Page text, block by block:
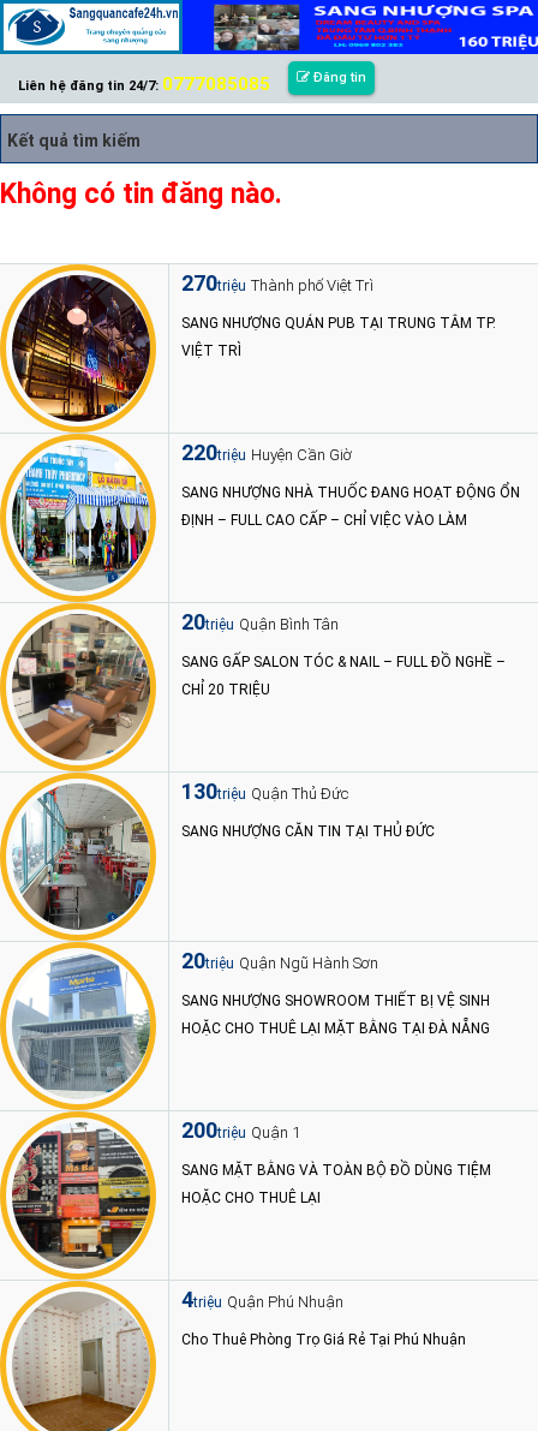
Liên hệ đăng tin 24/7: 0777085085 Đăng tin
Kết quả tìm kiếm
Không có tin đăng nào.
270triệu Thành phố Việt Trì
SANG NHƯỢNG QUÁN PUB TẠI TRUNG TÂM TP.
VIỆT TRÌ
220triệu Huyện Cần Giờ
SANG NHƯỢNG NHÀ THUỐC ĐANG HOẠT ĐỘNG ỔN
ĐỊNH – FULL CAO CẤP – CHỈ VIỆC VÀO LÀM
20triệu Quận Bình Tân
SANG GẤP SALON TÓC & NAIL – FULL ĐỒ NGHỀ –
CHỈ 20 TRIỆU
130triệu Quận Thủ Đức
SANG NHƯỢNG CĂN TIN TẠI THỦ ĐỨC
20triệu Quận Ngũ Hành Sơn
SANG NHƯỢNG SHOWROOM THIẾT BỊ VỆ SINH
HOẶC CHO THUÊ LẠI MẶT BẰNG TẠI ĐÀ NẴNG
200triệu Quận 1
SANG MẶT BẰNG VÀ TOÀN BỘ ĐỒ DÙNG TIỆM
HOẶC CHO THUÊ LẠI
4triệu Quận Phú Nhuận
Cho Thuê Phòng Trọ Giá Rẻ Tại Phú Nhuận